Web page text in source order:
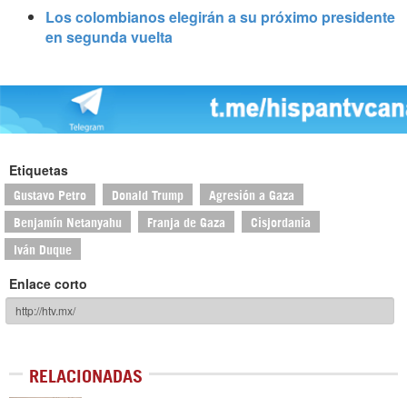
Los colombianos elegirán a su próximo presidente
en segunda vuelta
Etiquetas
Gustavo Petro Donald Trump Agresión a Gaza
Benjamín Netanyahu Franja de Gaza Cisjordania
Iván Duque
Enlace corto
RELACIONADAS